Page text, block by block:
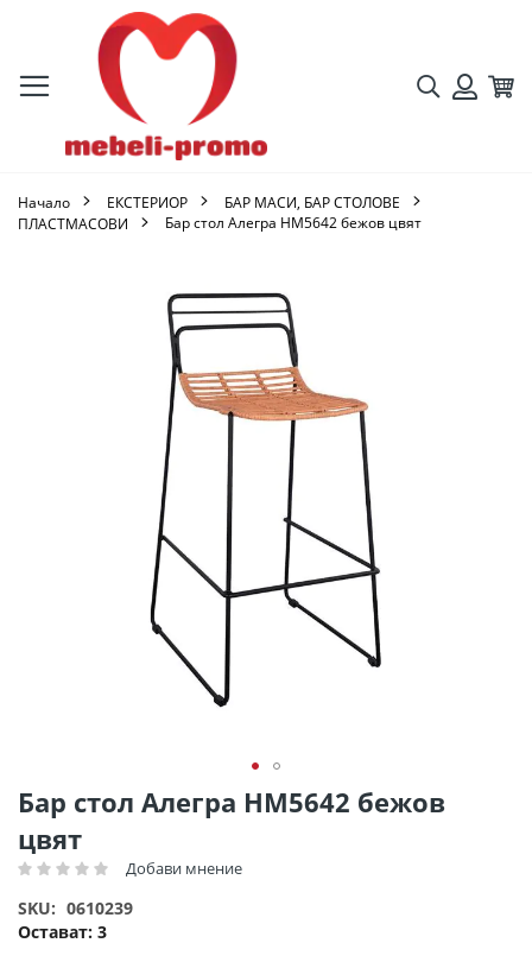
Търсене
Начало ЕКСТЕРИОР
БАР МАСИ, БАР СТОЛОВЕ
ПЛАСТМАСОВИ
Бар стол Алегра HM5642 бежов цвят
Бар стол Алегра HM5642 бежов
цвят
Рейтинг: Добави мнение
Остават: 3
SKU 0610239
Преминете
към
началото
на
със
снимки